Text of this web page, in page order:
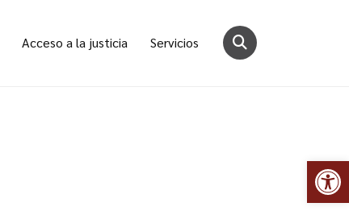
Acceso a la justicia Servicios